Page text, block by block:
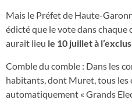
Mais le Préfet de Haute-
édicté que le vote dans
aurait lieu le 10 juillet à
Comble du comble : Dans les
habitants, dont Muret, tous
automatiquement « Grands